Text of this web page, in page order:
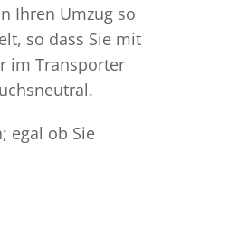
Ihren Umzug so
so dass Sie mit
im Transporter
egal ob Sie